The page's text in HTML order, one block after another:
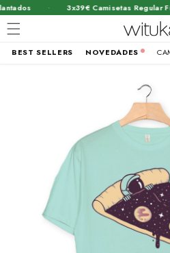
3x39€ Camisetas Regular Fit
BEST SELLERS NOVEDADES